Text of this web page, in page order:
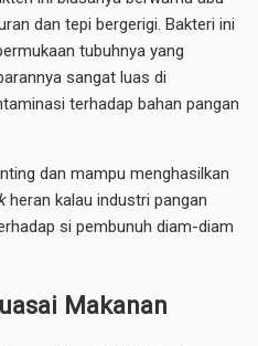
dan tepi bergerigi. Bakteri ini
tubuhnya yang
sangat luas di
terhadap bahan pangan
dan mampu menghasilkan
heran kalau industri pangan
si pembunuh diam-diam
Makanan